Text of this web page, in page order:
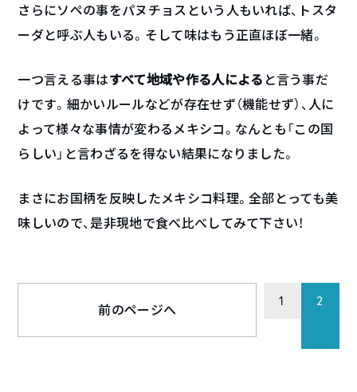
さらにソペの事をパヌチョスという人もいれば、トスタ
ーダと呼ぶ人もいる。そして味はもう正直ほぼ一緒。
一つ言える事はすべて地域や作る人による と言う事だ
けです。細かいルールなどが存在せず（機能せず）、人に
よって様々な事情が変わるメキシコ。なんとも「この国
らしい」と言わざるを得ない結果になりました。
まさにお国柄を反映したメキシコ料理。全部とっても美
味しいので、是非現地で食べ比べしてみて下さい！
前のページへ
1 2